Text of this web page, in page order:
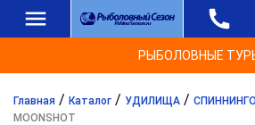
РЫБОЛОВНЫЕ
Главная / Каталог / УДИЛИЩА /
MOONSHOT